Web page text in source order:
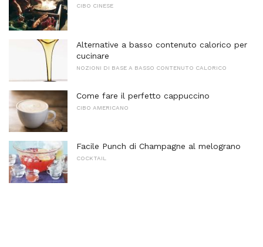
CIBO CINESE
Alternative a basso contenuto calorico per
cucinare
NOZIONI DI BASE A BASSO CONTENUTO CALORICO
Come fare il perfetto cappuccino
CIBO AMERICANO
Facile Punch di Champagne al melograno
COCKTAIL